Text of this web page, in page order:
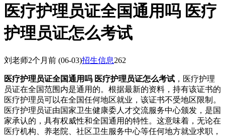
医疗护理员证全国通用吗 医疗
护理员证怎么考试
刘老师2个月前 (06-03)招生信息262
医疗护理员证全国通用吗 医疗护理员证怎么考试 ，医疗护理
员证在全国范围内是通用的。根据最新的资料，持有该证书的
医疗护理员可以在全国任何地区就业，该证书不受地区限制。
医疗护理员证由国家卫生健康委人才交流服务中心颁发，是国
家承认的，具有权威性和全国通用的特性。这意味着，无论在
医疗机构、养老院、社区卫生服务中心等任何地方就业求职，